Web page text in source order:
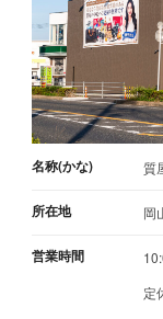
名称(かな) 質
所在地 岡
営業時間
定